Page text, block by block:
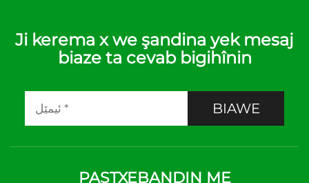
Ji kerema x we şandina yek mesaj
biaze ta cevab bigihînin
BIAWE
PAŞTXEBANDIN ME